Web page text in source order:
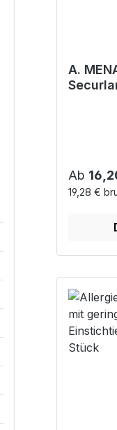
A.
Ab
19,28 €